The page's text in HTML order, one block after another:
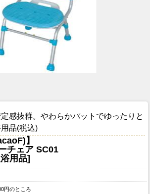
感抜群。やわらかパットでゆったりと
品(税込)
】
チェア SC01
用品]
円のところ